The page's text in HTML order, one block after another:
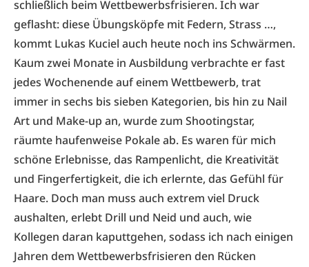
schließlich beim Wettbewerbsfrisieren. Ich war
geflasht: diese Übungsköpfe mit Federn, Strass …,
kommt Lukas Kuciel auch heute noch ins Schwärmen.
Kaum zwei Monate in Ausbildung verbrachte er fast
jedes Wochenende auf einem Wettbewerb, trat
immer in sechs bis sieben Kategorien, bis hin zu Nail
Art und Make-up an, wurde zum Shootingstar,
räumte haufenweise Pokale ab. Es waren für mich
schöne Erlebnisse, das Rampenlicht, die Kreativität
und Fingerfertigkeit, die ich erlernte, das Gefühl für
Haare. Doch man muss auch extrem viel Druck
aushalten, erlebt Drill und Neid und auch, wie
Kollegen daran kaputtgehen, sodass ich nach einigen
Jahren dem Wettbewerbsfrisieren den Rücken